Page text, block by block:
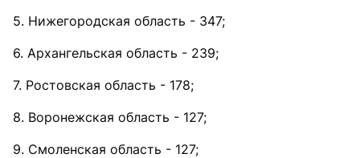
5. Нижегородская область - 347;
6. Архангельская область - 239;
7. Ростовская область - 178;
8. Воронежская область - 127;
9. Смоленская область - 127;